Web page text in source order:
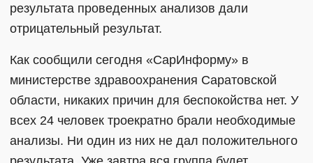
результата проведенных анализов дали
отрицательный результат.
Как сообщили сегодня «СарИнформу» в
министерстве здравоохранения Саратовской
области, никаких причин для беспокойства нет. У
всех 24 человек троекратно брали необходимые
анализы. Ни один из них не дал положительного